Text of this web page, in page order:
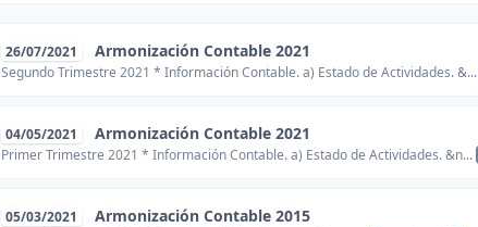
26/07/2021 Armonización Contable 2021
Segundo Trimestre 2021 * Información Contable. a) Estado de Actividades. &...
04/05/2021 Armonización Contable 2021
Primer Trimestre 2021 * Información Contable. a) Estado de Actividades. &n...
05/03/2021 Armonización Contable 2015